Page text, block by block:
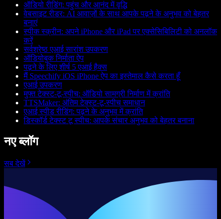
ऑडियो रीडिंग: पहुंच और आनंद में वृद्धि
वेबसाइट रीडर: AI आवाज़ों के साथ आपके पढ़ने के अनुभव को बेहतर
बनाएं
स्पीक स्क्रीन: अपने iPhone और iPad पर एक्सेसिबिलिटी को अनलॉक
करें
सर्वश्रेष्ठ एआई सारांश उपकरण
ऑडियोबुक निर्माता ऐप
पढ़ने के लिए शीर्ष 5 एआई हैक्स
मैं Speechify iOS iPhone ऐप का इस्तेमाल कैसे करता हूँ
एआई उपकरण
मुफ्त टेक्स्ट-टू-स्पीच: ऑडियो सामग्री निर्माण में क्रांति
TTSMaker: अंतिम टेक्स्ट-टू-स्पीच समाधान
एआई स्पीड रीडिंग: पढ़ने के अनुभव में क्रांति
डिस्कॉर्ड टेक्स्ट टू स्पीच: आपके संचार अनुभव को बेहतर बनाना
नए ब्लॉग
सब देखें